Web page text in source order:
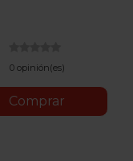
0 opinión(es)
Comprar